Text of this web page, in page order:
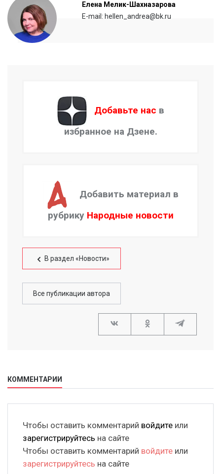
Елена Мелик-Шахназарова
E-mail: hellen_andrea@bk.ru
Добавьте нас в
избранное на Дзене.
Добавить материал в
рубрику Народные новости
В раздел «Новости»
Все публикации автора
КОММЕНТАРИИ
Чтобы оставить комментарий войдите или
зарегистрируйтесь на сайте
Чтобы оставить комментарий войдите или
зарегистрируйтесь на сайте